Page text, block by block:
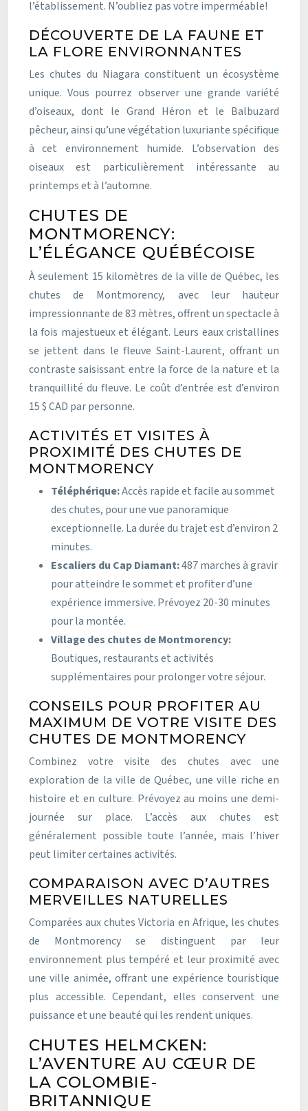
l’établissement. N’oubliez pas votre imperméable!
DÉCOUVERTE DE LA FAUNE ET
LA FLORE ENVIRONNANTES
Les chutes du Niagara constituent un écosystème
unique. Vous pourrez observer une grande variété
d’oiseaux, dont le Grand Héron et le Balbuzard
pêcheur, ainsi qu’une végétation luxuriante spécifique
à cet environnement humide. L’observation des
oiseaux est particulièrement intéressante au
printemps et à l’automne.
CHUTES DE
MONTMORENCY:
L’ÉLÉGANCE QUÉBÉCOISE
À seulement 15 kilomètres de la ville de Québec, les
chutes de Montmorency, avec leur hauteur
impressionnante de 83 mètres, offrent un spectacle à
la fois majestueux et élégant. Leurs eaux cristallines
se jettent dans le fleuve Saint-Laurent, offrant un
contraste saisissant entre la force de la nature et la
tranquillité du fleuve. Le coût d’entrée est d’environ
15 $ CAD par personne.
ACTIVITÉS ET VISITES À
PROXIMITÉ DES CHUTES DE
MONTMORENCY
Téléphérique:Accès rapide et facile au sommet
des chutes, pour une vue panoramique
exceptionnelle. La durée du trajet est d’environ 2
minutes.
Escaliers du Cap Diamant:487 marches à gravir
pour atteindre le sommet et profiter d’une
expérience immersive. Prévoyez 20-30 minutes
pour la montée.
Village des chutes de Montmorency:
Boutiques, restaurants et activités
supplémentaires pour prolonger votre séjour.
CONSEILS POUR PROFITER AU
MAXIMUM DE VOTRE VISITE DES
CHUTES DE MONTMORENCY
Combinez votre visite des chutes avec une
exploration de la ville de Québec, une ville riche en
histoire et en culture. Prévoyez au moins une demi-
journée sur place. L’accès aux chutes est
généralement possible toute l’année, mais l’hiver
peut limiter certaines activités.
COMPARAISON AVEC D’AUTRES
MERVEILLES NATURELLES
Comparées aux chutes Victoria en Afrique, les chutes
de Montmorency se distinguent par leur
environnement plus tempéré et leur proximité avec
une ville animée, offrant une expérience touristique
plus accessible. Cependant, elles conservent une
puissance et une beauté qui les rendent uniques.
CHUTES HELMCKEN:
L’AVENTURE AU CŒUR DE
LA COLOMBIE-
BRITANNIQUE